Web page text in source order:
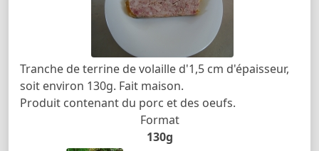
Tranche de terrine de volaille d'1,5 cm d'épaisseur,
soit environ 130g. Fait maison.
Produit contenant du porc et des oeufs.
Format
130g